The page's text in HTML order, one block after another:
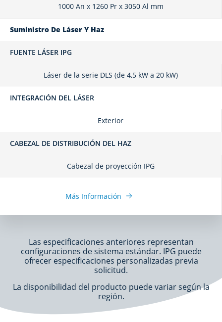
1000 An x 1260 Pr x 3050 Al mm
Suministro De Láser Y Haz
FUENTE LÁSER IPG
Láser de la serie DLS (de 4,5 kW a 20 kW)
INTEGRACIÓN DEL LÁSER
Exterior
CABEZAL DE DISTRIBUCIÓN DEL HAZ
Cabezal de proyección IPG
Más Información
Las especificaciones anteriores representan
configuraciones de sistema estándar. IPG puede
ofrecer especificaciones personalizadas previa
solicitud.
La disponibilidad del producto puede variar según la
región.